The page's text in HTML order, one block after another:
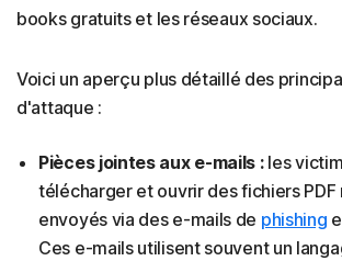
books gratuits et les réseaux sociaux.
Voici un aperçu plus détaillé des
d'attaque :
Pièces jointes aux e-mails :les
télécharger et ouvrir des fichiers PDF
envoyés via des e-mails de phishing
Ces e-mails utilisent souvent un